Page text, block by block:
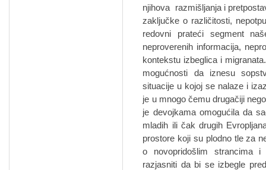
njihova razmišljanja i
zaključke o različitosti,
redovni prateći segment
neproverenih informacija,
kontekstu izbeglica i
mogućnosti da iznesu
situacije u kojoj se nalaze i
je u mnogo čemu drugačiji
je devojkama omogućila da
mladih ili čak drugih
prostore koji su plodno tle za
o novopridošlim strancima
razjasniti da bi se izbegle